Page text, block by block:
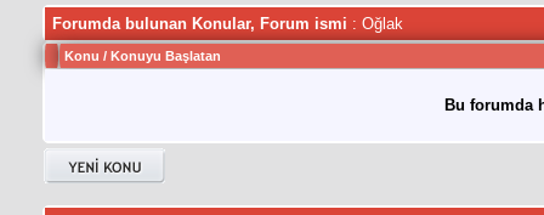
Forumda bulunan Konular, Forum ismi : Oğlak
Konu / Konuyu Başlatan
Bu forumda